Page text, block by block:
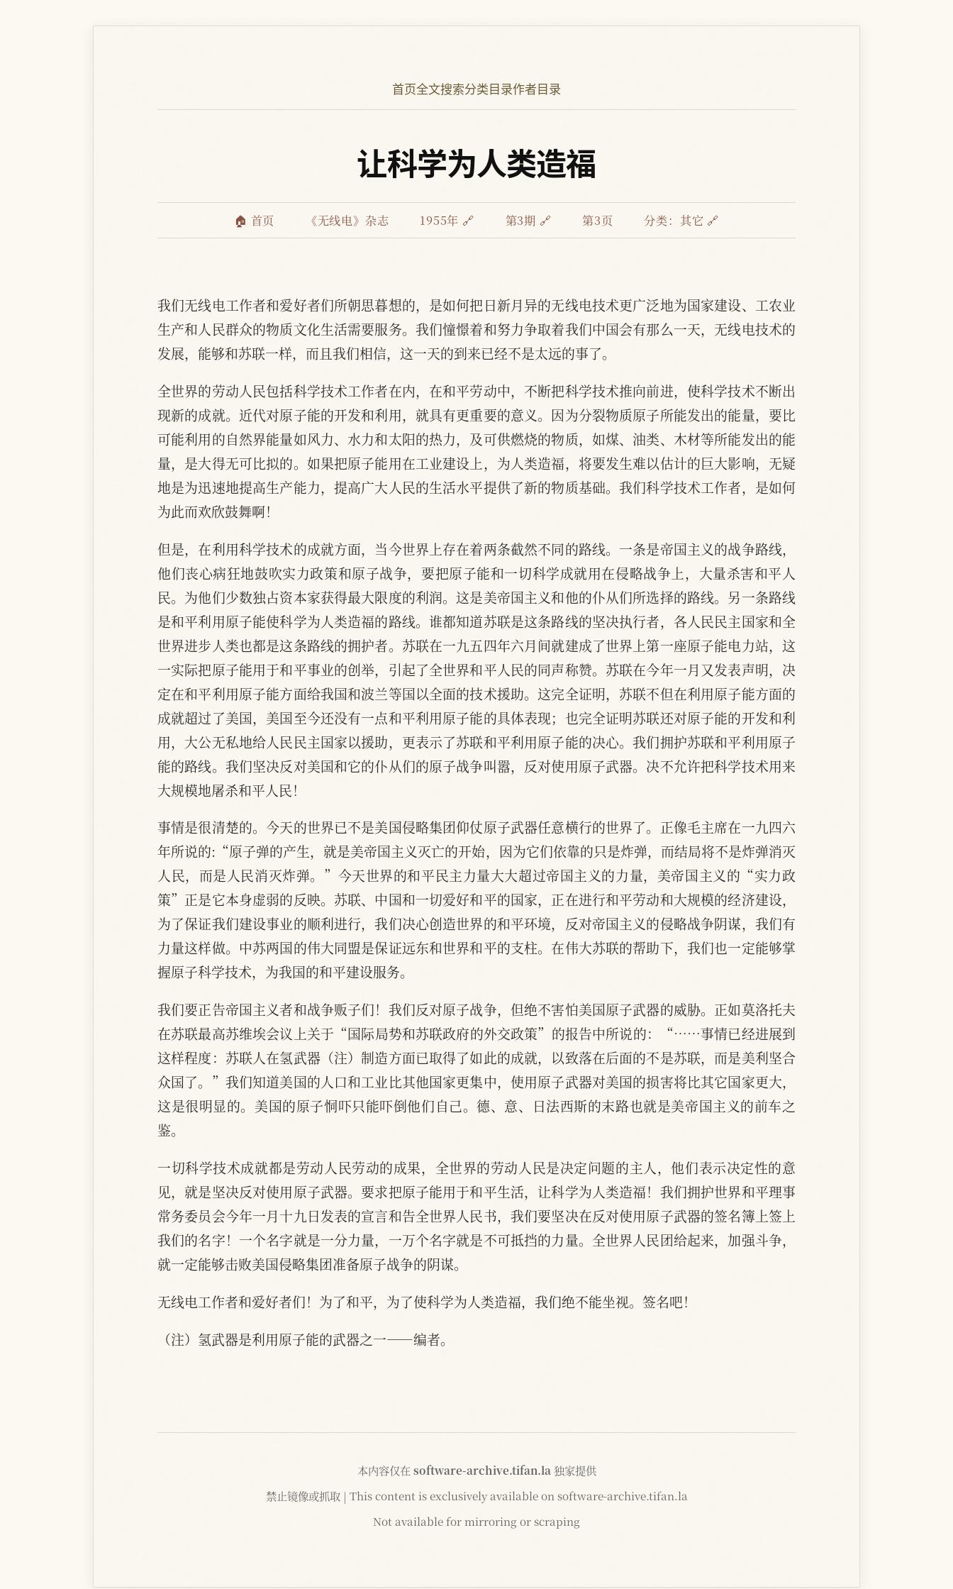
首页全文搜索分类目录作者目录
让科学为人类造福
🏠 首页 《无线电》杂志 1955年 🔗 第3期 🔗 第3页 分类： 其它 🔗
我们无线电工作者和爱好者们所朝思暮想的，是如何把日新月异的无线电技术更广泛地为国家建设、工农业
生产和人民群众的物质文化生活需要服务。我们憧憬着和努力争取着我们中国会有那么一天，无线电技术的
发展，能够和苏联一样，而且我们相信，这一天的到来已经不是太远的事了。
全世界的劳动人民包括科学技术工作者在内，在和平劳动中，不断把科学技术推向前进，使科学技术不断出
现新的成就。近代对原子能的开发和利用，就具有更重要的意义。因为分裂物质原子所能发出的能量，要比
可能利用的自然界能量如风力、水力和太阳的热力，及可供燃烧的物质，如煤、油类、木材等所能发出的能
量，是大得无可比拟的。如果把原子能用在工业建设上，为人类造福，将要发生难以估计的巨大影响，无疑
地是为迅速地提高生产能力，提高广大人民的生活水平提供了新的物质基础。我们科学技术工作者，是如何
为此而欢欣鼓舞啊！
但是，在利用科学技术的成就方面，当今世界上存在着两条截然不同的路线。一条是帝国主义的战争路线，
他们丧心病狂地鼓吹实力政策和原子战争，要把原子能和一切科学成就用在侵略战争上，大量杀害和平人
民。为他们少数独占资本家获得最大限度的利润。这是美帝国主义和他的仆从们所选择的路线。另一条路线
是和平利用原子能使科学为人类造福的路线。谁都知道苏联是这条路线的坚决执行者，各人民民主国家和全
世界进步人类也都是这条路线的拥护者。苏联在一九五四年六月间就建成了世界上第一座原子能电力站，这
一实际把原子能用于和平事业的创举，引起了全世界和平人民的同声称赞。苏联在今年一月又发表声明，决
定在和平利用原子能方面给我国和波兰等国以全面的技术援助。这完全证明，苏联不但在利用原子能方面的
成就超过了美国，美国至今还没有一点和平利用原子能的具体表现；也完全证明苏联还对原子能的开发和利
用，大公无私地给人民民主国家以援助，更表示了苏联和平利用原子能的决心。我们拥护苏联和平利用原子
能的路线。我们坚决反对美国和它的仆从们的原子战争叫嚣，反对使用原子武器。决不允许把科学技术用来
大规模地屠杀和平人民！
事情是很清楚的。今天的世界已不是美国侵略集团仰仗原子武器任意横行的世界了。正像毛主席在一九四六
年所说的:“原子弹的产生，就是美帝国主义灭亡的开始，因为它们依靠的只是炸弹，而结局将不是炸弹消灭
人民，而是人民消灭炸弹。”今天世界的和平民主力量大大超过帝国主义的力量，美帝国主义的“实力政
策”正是它本身虚弱的反映。苏联、中国和一切爱好和平的国家，正在进行和平劳动和大规模的经济建设，
为了保证我们建设事业的顺利进行，我们决心创造世界的和平环境，反对帝国主义的侵略战争阴谋，我们有
力量这样做。中苏两国的伟大同盟是保证远东和世界和平的支柱。在伟大苏联的帮助下，我们也一定能够掌
握原子科学技术，为我国的和平建设服务。
我们要正告帝国主义者和战争贩子们！我们反对原子战争，但绝不害怕美国原子武器的威胁。正如莫洛托夫
在苏联最高苏维埃会议上关于“国际局势和苏联政府的外交政策”的报告中所说的：“……事情已经进展到
这样程度：苏联人在氢武器（注）制造方面已取得了如此的成就，以致落在后面的不是苏联，而是美利坚合
众国了。”我们知道美国的人口和工业比其他国家更集中，使用原子武器对美国的损害将比其它国家更大，
这是很明显的。美国的原子恫吓只能吓倒他们自己。德、意、日法西斯的末路也就是美帝国主义的前车之
鉴。
一切科学技术成就都是劳动人民劳动的成果，全世界的劳动人民是决定问题的主人，他们表示决定性的意
见，就是坚决反对使用原子武器。要求把原子能用于和平生活，让科学为人类造福！我们拥护世界和平理事
常务委员会今年一月十九日发表的宣言和告全世界人民书，我们要坚决在反对使用原子武器的签名簿上签上
我们的名字！一个名字就是一分力量，一万个名字就是不可抵挡的力量。全世界人民团给起来，加强斗争，
就一定能够击败美国侵略集团准备原子战争的阴谋。
无线电工作者和爱好者们！为了和平，为了使科学为人类造福，我们绝不能坐视。签名吧！
（注）氢武器是利用原子能的武器之一——编者。
本内容仅在 software-archive.tifan.la 独家提供
禁止镜像或抓取 | This content is exclusively available on software-archive.tifan.la
Not available for mirroring or scraping